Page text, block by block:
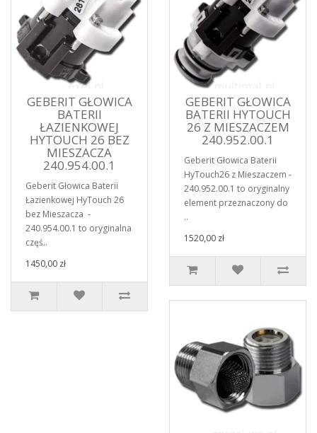
GEBERIT GŁOWICA
BATERII
ŁAZIENKOWEJ
HYTOUCH 26 BEZ
MIESZACZA
240.954.00.1
Geberit Głowica Baterii
Łazienkowej HyTouch 26
bez Mieszacza -
240.954.00.1 to oryginalna
częś..
1450,00 zł
GEBERIT GŁOWICA
BATERII HYTOUCH
26 Z MIESZACZEM
240.952.00.1
Geberit Głowica Baterii
HyTouch26 z Mieszaczem -
240.952.00.1 to oryginalny
element przeznaczony do
..
1520,00 zł